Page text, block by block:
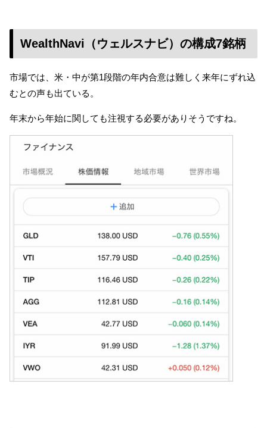
WealthNavi（ウェルスナビ）の構成7銘柄
市場では、米・中が第1段階の年内合意は難しく来年にずれ込
むとの声も出ている。
年末から年始に関しても注視する必要がありそうですね。